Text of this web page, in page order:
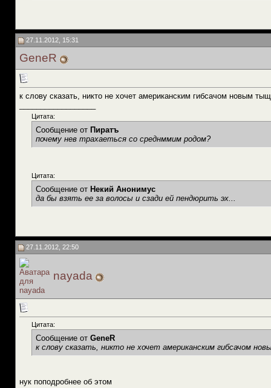
27.11.2012, 15:31
GeneR
к слову сказать, никто не хочет американским гибсачом новым
Цитата:
Сообщение от Пиратъ
почему нев трахаеться со среднммим родом?
Цитата:
Сообщение от Некий Анонимус
да бы взять ее за волосы и сзади ей пендюрить эх...
27.11.2012, 22:50
nayada
Цитата:
Сообщение от GeneR
к слову сказать, никто не хочет американским гибсачом
нук поподробнее об этом